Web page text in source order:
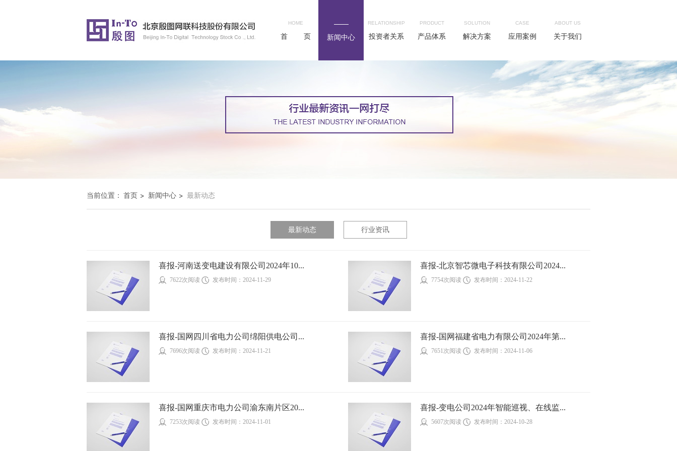
HOME
首 页 新闻中心
RELATIONSHIP
投资者关系
PRODUCT
产品体系
SOLUTION
解决方案
CASE
应用案例
ABOUT US
关于我们
当前位置： 首页 新闻中心 最新动态
最新动态 行业资讯
喜报-河南送变电建设有限公司2024年10...
7622次阅读 发布时间：2024-11-29
喜报-北京智芯微电子科技有限公司2024...
7754次阅读 发布时间：2024-11-22
喜报-国网四川省电力公司绵阳供电公司...
7696次阅读 发布时间：2024-11-21
喜报-国网福建省电力有限公司2024年第...
7651次阅读 发布时间：2024-11-06
喜报-国网重庆市电力公司渝东南片区20...
7253次阅读 发布时间：2024-11-01
喜报-变电公司2024年智能巡视、在线监...
5607次阅读 发布时间：2024-10-28